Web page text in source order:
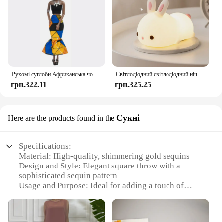
Рухомі суглоби Африканська чорна лялька для американських ляльок Аксесуари Нуді Тіло з одягом для Барбі Іграшка Дівчинка Прикидайся Дитяча іграшка Подарунок
грн.322.11
Світлодіодний світлодіодний нічник із кроликом із сенсорним датчиком RGB, 16 кольорів, силіконова лампа-кролик, що перезаряджається через USB, для дітей, дитяча іграшка, подарунок на фестиваль
грн.325.25
Here are the products found in the Сукні
Specifications:
Material: High-quality, shimmering gold sequins
Design and Style: Elegant square throw with a
sophisticated sequin pattern
Usage and Purpose: Ideal for adding a touch of
Shape or Size: Generously sized to cover a
significant area